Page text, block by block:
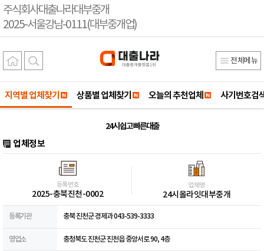
주식회사대출나라대부중개
2025-서울강남-0111(대부중개업)
전체메뉴
지역별 업체찾기 상품별 업체찾기 오늘의 추천업체 사기번호검
24시 쉽고 빠른대출
업체정보
등록번호
2025-충북진천-0002
업체명
24시올라잇대부중개
등록기관 충북 진천군 경제과 043-539-3333
영업소 충청북도 진천군 진천읍 중앙서로 90, 4층